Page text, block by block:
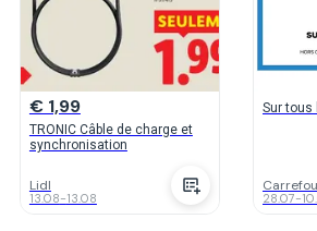
€ 1,99
TRONIC Câble de charge et
synchronisation
Lidl
13.08-13.08
Sur tous
28.07-